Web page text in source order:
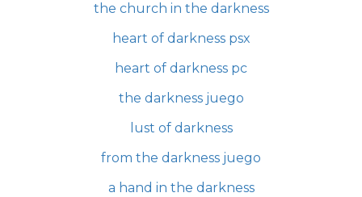
the church in the darkness
heart of darkness psx
heart of darkness pc
the darkness juego
lust of darkness
from the darkness juego
a hand in the darkness